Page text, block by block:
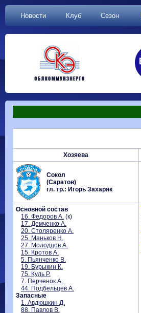
Новости Клуб Сезон
Хозяева
Сокол
(Саратов)
гл. тр.: Игорь Захаряк
Основной состав
16. Федоров А. (к)
17. Демченко А.
20. Столяренко А.
25. Маньков Н.
27. Молодцов А.
15. Кротов А.
5. Пьянченко В.
19. Бурыкин К.
75. Куль Р.
7. Перченок А.
44. Подбельцев А.
Запасные
1. Авдюшкин Д.
88. Павлов В.